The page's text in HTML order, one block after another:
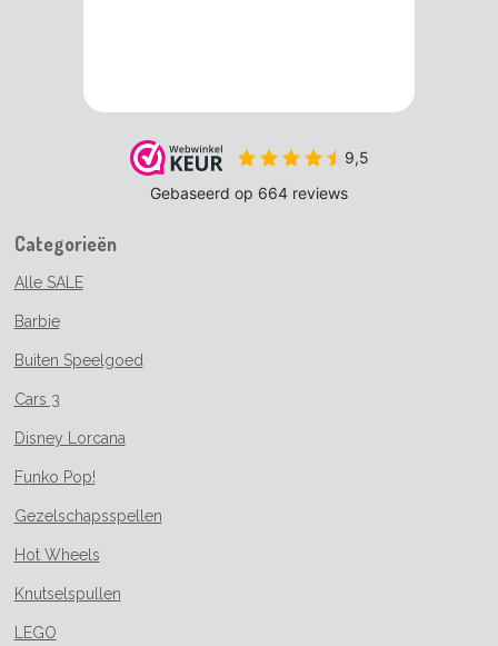
Categorieën
Alle SALE
Barbie
Buiten Speelgoed
Cars 3
Disney Lorcana
Funko Pop!
Gezelschapsspellen
Hot Wheels
Knutselspullen
LEGO